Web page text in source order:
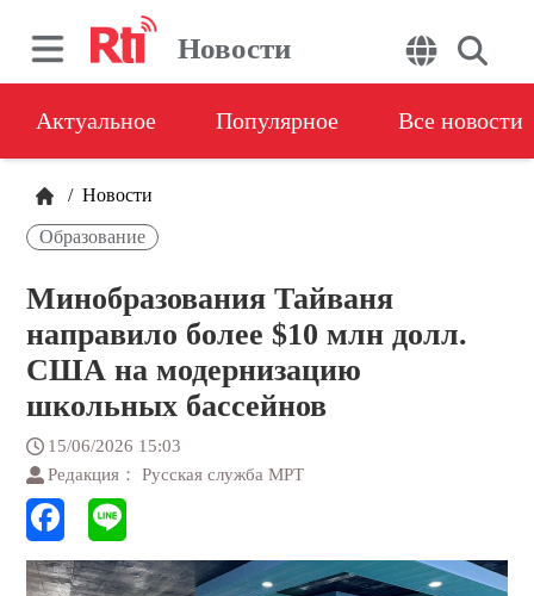
Новости
Актуальное Популярное Все новости
/ Новости
Образование
Минобразования Тайваня
направило более $10 млн долл.
США на модернизацию
школьных бассейнов
15/06/2026 15:03
Редакция： Русская служба МРТ